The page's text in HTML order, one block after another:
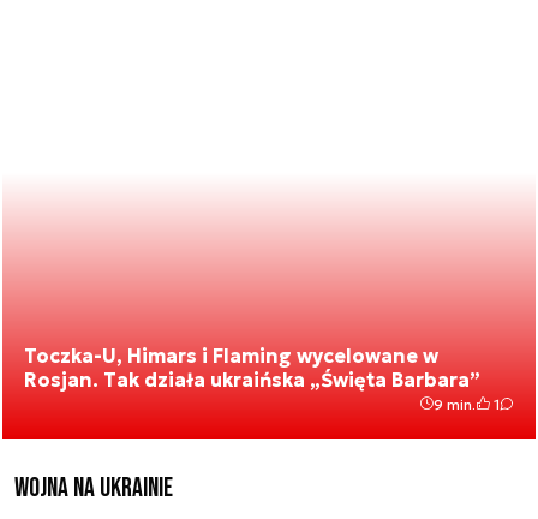
Toczka-U, Himars i Flaming wycelowane w
Rosjan. Tak działa ukraińska „Święta Barbara”
9 min. 1
Wojna na Ukrainie